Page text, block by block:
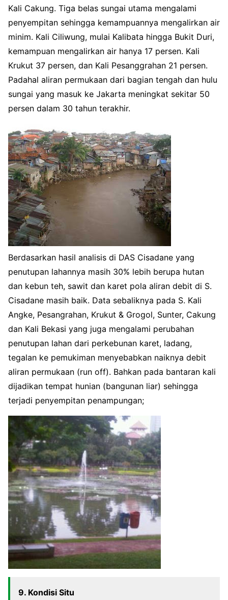
Kali Cakung. Tiga belas sungai utama mengalami
penyempitan sehingga kemampuannya mengalirkan air
minim. Kali Ciliwung, mulai Kalibata hingga Bukit Duri,
kemampuan mengalirkan air hanya 17 persen. Kali
Krukut 37 persen, dan Kali Pesanggrahan 21 persen.
Padahal aliran permukaan dari bagian tengah dan hulu
sungai yang masuk ke Jakarta meningkat sekitar 50
persen dalam 30 tahun terakhir.
Berdasarkan hasil analisis di DAS Cisadane yang
penutupan lahannya masih 30% lebih berupa hutan
dan kebun teh, sawit dan karet pola aliran debit di S.
Cisadane masih baik. Data sebaliknya pada S. Kali
Angke, Pesangrahan, Krukut & Grogol, Sunter, Cakung
dan Kali Bekasi yang juga mengalami perubahan
penutupan lahan dari perkebunan karet, ladang,
tegalan ke pemukiman menyebabkan naiknya debit
aliran permukaan (run off). Bahkan pada bantaran kali
dijadikan tempat hunian (bangunan liar) sehingga
terjadi penyempitan penampungan;
9. Kondisi Situ